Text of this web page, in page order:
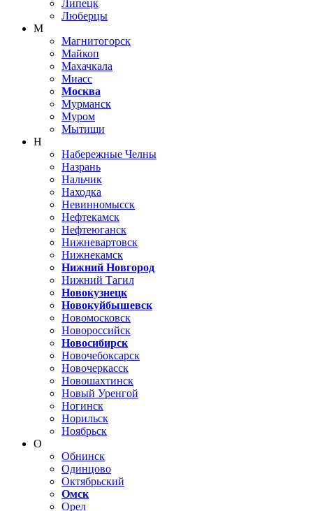
Липецк
Люберцы
М
Магнитогорск
Майкоп
Махачкала
Миасс
Москва
Мурманск
Муром
Мытищи
Н
Набережные Челны
Назрань
Нальчик
Находка
Невинномысск
Нефтекамск
Нефтеюганск
Нижневартовск
Нижнекамск
Нижний Новгород
Нижний Тагил
Новокузнецк
Новокуйбышевск
Новомосковск
Новороссийск
Новосибирск
Новочебоксарск
Новочеркасск
Новошахтинск
Новый Уренгой
Ногинск
Норильск
Ноябрьск
О
Обнинск
Одинцово
Октябрьский
Омск
Орел